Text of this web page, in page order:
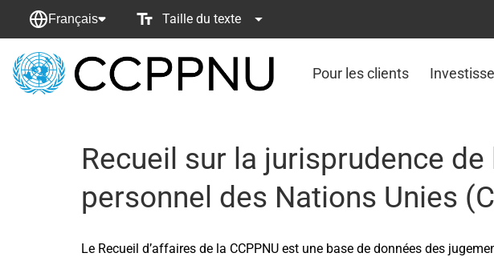
Français Taille du texte
retour
Pour les clients
Recueil sur la jurisprudence
personnel des Nations Unies
Le Recueil d’affaires de la CCPPNU est une base de données des